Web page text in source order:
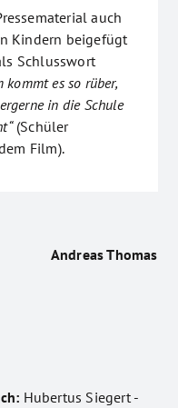
auch
Kindern beigefügt
Schlusswort
kommt es so rüber,
in die Schule
(Schüler
Film).
Andreas Thomas
Hubertus Siegert -